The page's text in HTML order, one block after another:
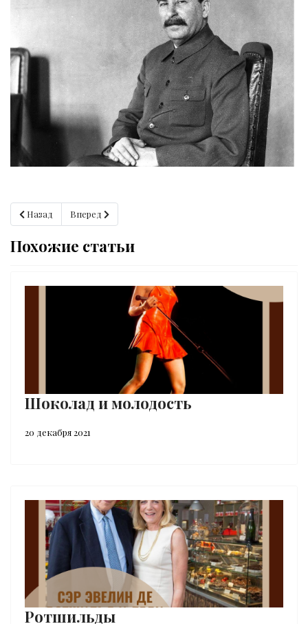
Предыдущий: Кто управлял Джоном Кеннеди?
Назад Следующий: Тайны древних шифров.
Вперед
Похожие статьи
Шоколад и молодость
20 декабря 2021
Ротшильды